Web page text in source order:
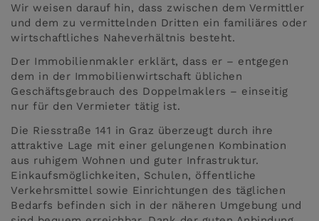
Wir weisen darauf hin, dass zwischen dem Vermittler
und dem zu vermittelnden Dritten ein familiäres oder
wirtschaftliches Naheverhältnis besteht.
Der Immobilienmakler erklärt, dass er – entgegen
dem in der Immobilienwirtschaft üblichen
Geschäftsgebrauch des Doppelmaklers – einseitig
nur für den Vermieter tätig ist.
Die Riesstraße 141 in Graz überzeugt durch ihre
attraktive Lage mit einer gelungenen Kombination
aus ruhigem Wohnen und guter Infrastruktur.
Einkaufsmöglichkeiten, Schulen, öffentliche
Verkehrsmittel sowie Einrichtungen des täglichen
Bedarfs befinden sich in der näheren Umgebung und